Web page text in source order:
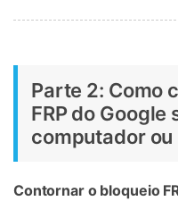
Parte 2: Como
FRP do Google
computador ou
Contornar o bloqueio